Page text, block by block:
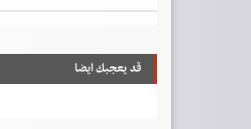
قد يعجبك ايضا